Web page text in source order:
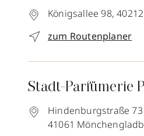
Königsallee 98, 40212
zum Routenplaner
Stadt-Parfümerie
Hindenburgstraße
41061